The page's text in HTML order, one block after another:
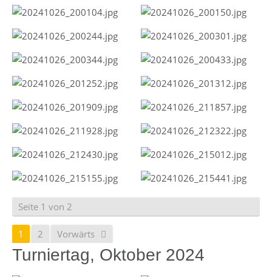
Seite 1 von 2
1 2 Vorwärts
Turniertag, Oktober 2024